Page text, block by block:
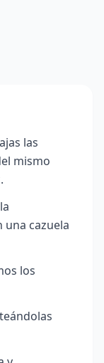
las
mismo
una cazuela
los